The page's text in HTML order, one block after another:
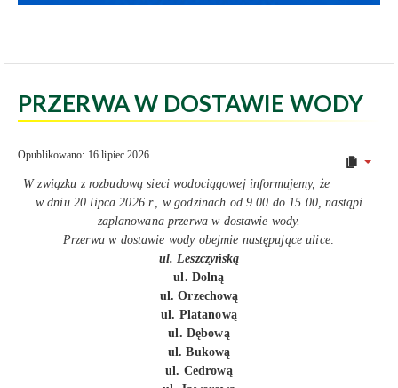
PRZERWA W DOSTAWIE WODY
Opublikowano: 16 lipiec 2026
W związku z rozbudową sieci wodociągowej informujemy, że
w dniu 20 lipca 2026 r., w godzinach od 9.00 do 15.00, nastąpi
zaplanowana przerwa w dostawie wody.
Przerwa w dostawie wody obejmie następujące ulice:
ul. Leszczyńską
ul. Dolną
ul. Orzechową
ul. Platanową
ul. Dębową
ul. Bukową
ul. Cedrową